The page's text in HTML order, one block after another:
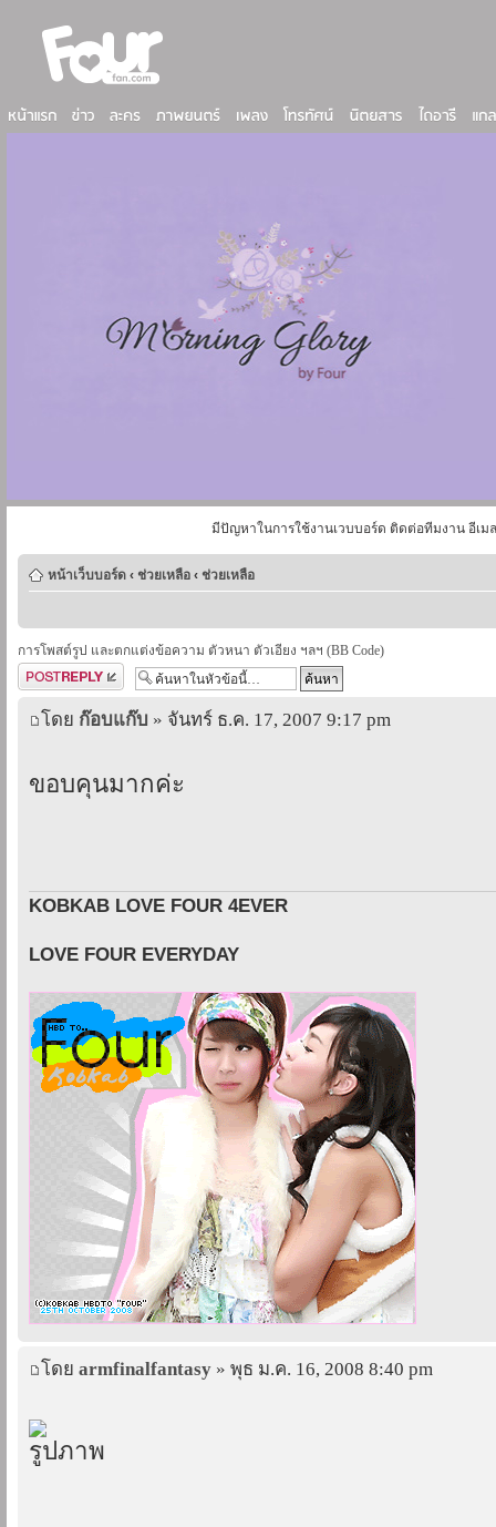
มีปัญหาในการใช้งานเวบบอร์ด ติดต่อทีมงาน อีเม
หน้าเว็บบอร์ด ‹ ช่วยเหลือ ‹ ช่วยเหลือ
การโพสต์รูป และตกแต่งข้อความ ตัวหนา ตัวเอียง ฯลฯ (BB Code)
ตอบกระทู้
โดย ก๊อบแก๊บ » จันทร์ ธ.ค. 17, 2007 9:17 pm
ขอบคุนมากค่ะ
KOBKAB LOVE FOUR 4EVER
LOVE FOUR EVERYDAY
โดย armfinalfantasy » พุธ ม.ค. 16, 2008 8:40 pm